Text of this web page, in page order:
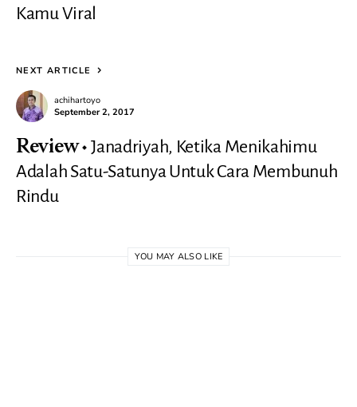
Kamu Viral
NEXT ARTICLE
achihartoyo
September 2, 2017
Review
Janadriyah, Ketika Menikahimu
Adalah Satu-Satunya Untuk Cara Membunuh
Rindu
YOU MAY ALSO LIKE